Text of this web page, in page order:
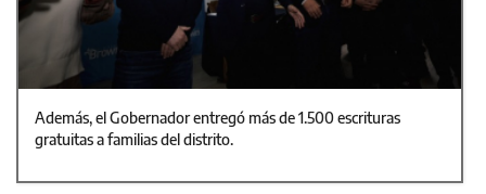
Además, el Gobernador entregó más de 1.500 escrituras
gratuitas a familias del distrito.